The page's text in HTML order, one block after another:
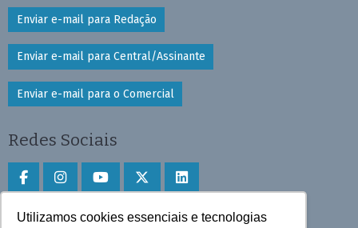
Utilizamos cookies essenciais e tecnologias
Enviar e-mail para Redação
Enviar e-mail para Central/Assinante
Enviar e-mail para o Comercial
Redes Sociais